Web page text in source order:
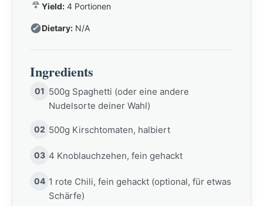
Yield: 4 Portionen
Dietary: N/A
Ingredients
01 500g Spaghetti (oder eine andere
Nudelsorte deiner Wahl)
02 500g Kirschtomaten, halbiert
03 4 Knoblauchzehen, fein gehackt
04 1 rote Chili, fein gehackt (optional, für etwas
Schärfe)